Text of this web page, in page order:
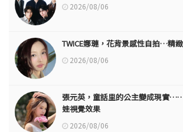
2026/08/06
TWICE娜璉，花背景感性自拍…精
2026/08/06
張元英，童話里的公主變成現實
娃視覺效果
2026/08/06